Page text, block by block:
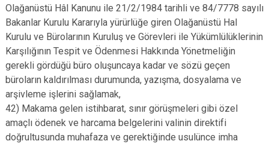
Olağanüstü Hâl Kanunu ile 21/2/1984 tarihli ve 84/7778 sayılı
Bakanlar Kurulu Kararıyla yürürlüğe giren Olağanüstü Hal
Kurulu ve Bürolarının Kuruluş ve Görevleri ile Yükümlülüklerinin
Karşılığının Tespit ve Ödenmesi Hakkında Yönetmeliğin
gerekli gördüğü büro oluşuncaya kadar ve sözü geçen
büroların kaldırılması durumunda, yazışma, dosyalama ve
arşivleme işlerini sağlamak,
42) Makama gelen istihbarat, sınır görüşmeleri gibi özel
amaçlı ödenek ve harcama belgelerini valinin direktifi
doğrultusunda muhafaza ve gerektiğinde usulünce imha